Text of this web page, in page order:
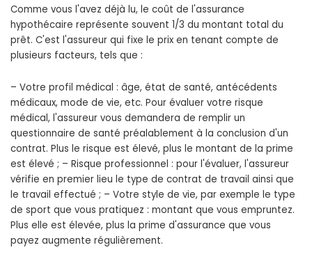
Comme vous l'avez déjà lu, le coût de l'assurance
hypothécaire représente souvent 1/3 du montant total du
prêt. C'est l'assureur qui fixe le prix en tenant compte de
plusieurs facteurs, tels que :
– Votre profil médical : âge, état de santé, antécédents
médicaux, mode de vie, etc. Pour évaluer votre risque
médical, l'assureur vous demandera de remplir un
questionnaire de santé préalablement à la conclusion d'un
contrat. Plus le risque est élevé, plus le montant de la prime
est élevé ; – Risque professionnel : pour l'évaluer, l'assureur
vérifie en premier lieu le type de contrat de travail ainsi que
le travail effectué ; – Votre style de vie, par exemple le type
de sport que vous pratiquez : montant que vous empruntez.
Plus elle est élevée, plus la prime d'assurance que vous
payez augmente régulièrement.